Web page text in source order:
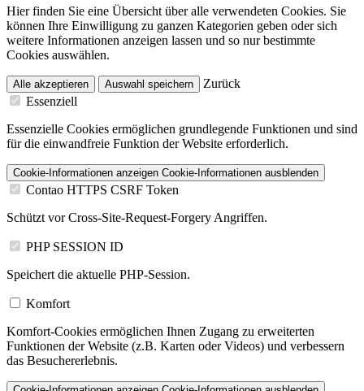
Hier finden Sie eine Übersicht über alle verwendeten Cookies. Sie
können Ihre Einwilligung zu ganzen Kategorien geben oder sich
weitere Informationen anzeigen lassen und so nur bestimmte
Cookies auswählen.
Alle akzeptieren Auswahl speichern
Zurück
Essenziell
Essenzielle Cookies ermöglichen grundlegende Funktionen und sind
für die einwandfreie Funktion der Website erforderlich.
Cookie-Informationen anzeigen Cookie-Informationen ausblenden
Contao HTTPS CSRF Token
Schützt vor Cross-Site-Request-Forgery Angriffen.
PHP SESSION ID
Speichert die aktuelle PHP-Session.
Komfort
Komfort-Cookies ermöglichen Ihnen Zugang zu erweiterten
Funktionen der Website (z.B. Karten oder Videos) und verbessern
das Besuchererlebnis.